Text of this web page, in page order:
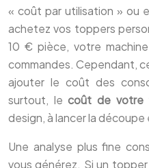
« coût par utilisation » ou
achetez vos toppers
10 € pièce, votre
commandes. Cependant,
ajouter le coût des
surtout, lecoût de votre
design, à lancer la découpe
Une analyse plus fine
vous générez. Si un